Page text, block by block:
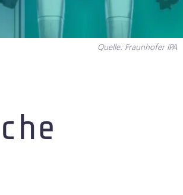
Quelle: Fraunhofer IPA